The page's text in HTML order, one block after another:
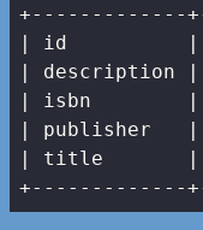
+-------------
|
id
| description |
|
isbn
| publisher   |
|
title |
+-------------